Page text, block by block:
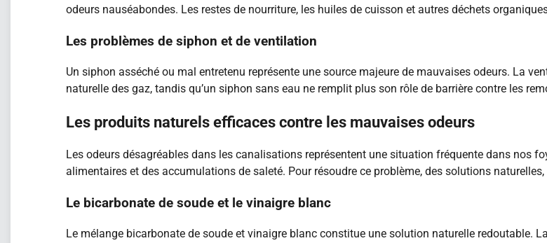
odeurs nauséabondes. Les restes de nourriture, les huiles de cuisson et autres déchets
Les problèmes de siphon et de ventilation
Un siphon asséché ou mal entretenu représente une source majeure de mauvaises odeurs. La
naturelle des gaz, tandis qu’un siphon sans eau ne remplit plus son rôle de barrière contre les
Les produits naturels efficaces contre les mauvaises odeurs
Les odeurs désagréables dans les canalisations représentent une situation fréquente dans nos
alimentaires et des accumulations de saleté. Pour résoudre ce problème, des solutions
Le bicarbonate de soude et le vinaigre blanc
Le mélange bicarbonate de soude et vinaigre blanc constitue une solution naturelle redoutable.